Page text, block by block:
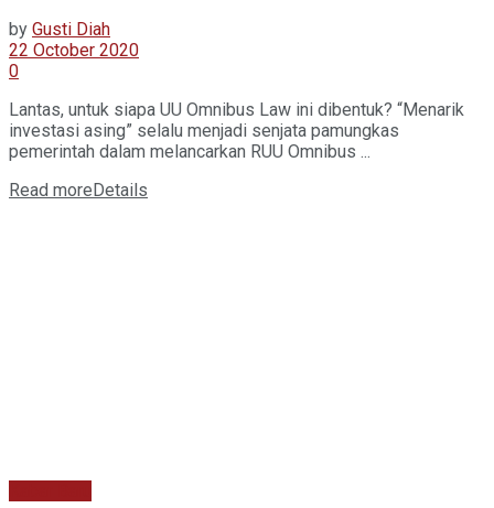
by Gusti Diah
22 October 2020
0
Lantas, untuk siapa UU Omnibus Law ini dibentuk? “Menarik
investasi asing” selalu menjadi senjata pamungkas
pemerintah dalam melancarkan RUU Omnibus ...
Read more Details